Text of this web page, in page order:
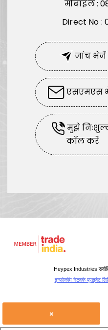
मोबाइल :
Direct No :
जांच भेजें
एसएमएस
मुझे
कॉल करें
Heypex Industries
इन्फोकॉम नेटवर्क प्राइवेट
×